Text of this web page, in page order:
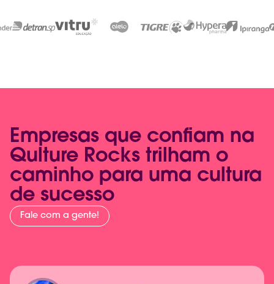
Empresas que confiam na
Qulture Rocks trilham o
caminho para uma cultura
de sucesso
Fale com a gente!